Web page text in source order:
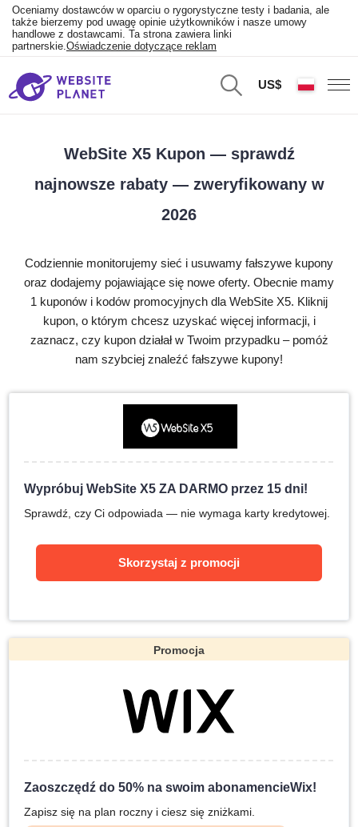
Oceniamy dostawców w oparciu o rygorystyczne testy i badania, ale
także bierzemy pod uwagę opinie użytkowników i nasze umowy
handlowe z dostawcami. Ta strona zawiera linki
partnerskie.Oświadczenie dotyczące reklam
US$
WebSite X5 Kupon — sprawdź
najnowsze rabaty — zweryfikowany w
2026
Codziennie monitorujemy sieć i usuwamy fałszywe kupony
oraz dodajemy pojawiające się nowe oferty. Obecnie mamy
1 kuponów i kodów promocyjnych dla WebSite X5. Kliknij
kupon, o którym chcesz uzyskać więcej informacji, i
zaznacz, czy kupon działał w Twoim przypadku – pomóż
nam szybciej znaleźć fałszywe kupony!
Wypróbuj WebSite X5 ZA DARMO przez 15 dni!
Sprawdź, czy Ci odpowiada — nie wymaga karty kredytowej.
Skorzystaj z promocji
Promocja
Zaoszczędź do 50% na swoim abonamencieWix!
Zapisz się na plan roczny i ciesz się zniżkami.